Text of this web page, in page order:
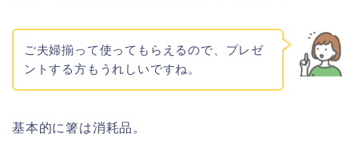
ご夫婦揃って使ってもらえるので、プレゼ
ントする方もうれしいですね。
基本的に箸は消耗品。